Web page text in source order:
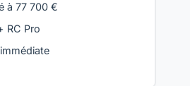
à 77 700 €
RC Pro